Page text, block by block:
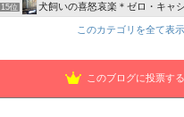
15位 犬飼いの喜怒哀楽＊ゼロ・キャ
このカテゴリを全て表示
このブログに投票する